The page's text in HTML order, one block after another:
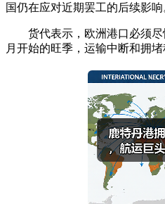
国仍在应对近期罢工的后续影响
货代表示，欧洲港口必须尽
月开始的旺季，运输中断和拥